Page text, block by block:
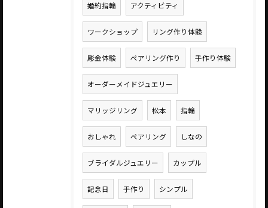
婚約指輪 アクティビティ
ワークショップ リング作り体験
彫金体験 ペアリング作り 手作り体験
オーダーメイドジュエリー
マリッジリング 松本 指輪
おしゃれ ペアリング しなの
ブライダルジュエリー カップル
記念日 手作り シンプル